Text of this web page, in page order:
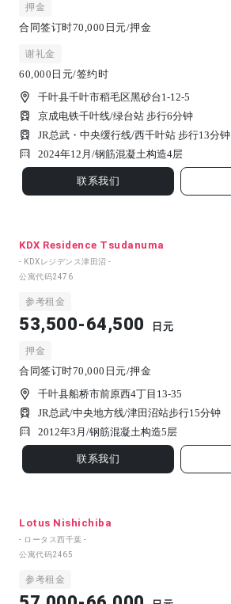
押金
合同签订时70,000日元/押金
谢礼金
60,000日元/签约时
千叶县千叶市稻毛区黑砂台1-12-5
京成电铁千叶线/绿台站 步行6分钟
JR总武・中央缓行线/西千叶站 步行13分钟
2024年12月/钢筋混凝土构造4 层
联系我们
KDX Residence Tsudanuma
- KDXレジデンス津田沼 -
公寓代码2476
参考租金
53,500-64,500 日元
押金
合同签订时70,000日元/押金
千叶县船桥市前原西4丁目13-35
JR总武/中央地方线/津田沼站步行15分钟
2012年3月/钢筋混凝土构造5 层
联系我们
Lotus Nishichiba
- ロータス西千葉 -
公寓代码2465
参考租金